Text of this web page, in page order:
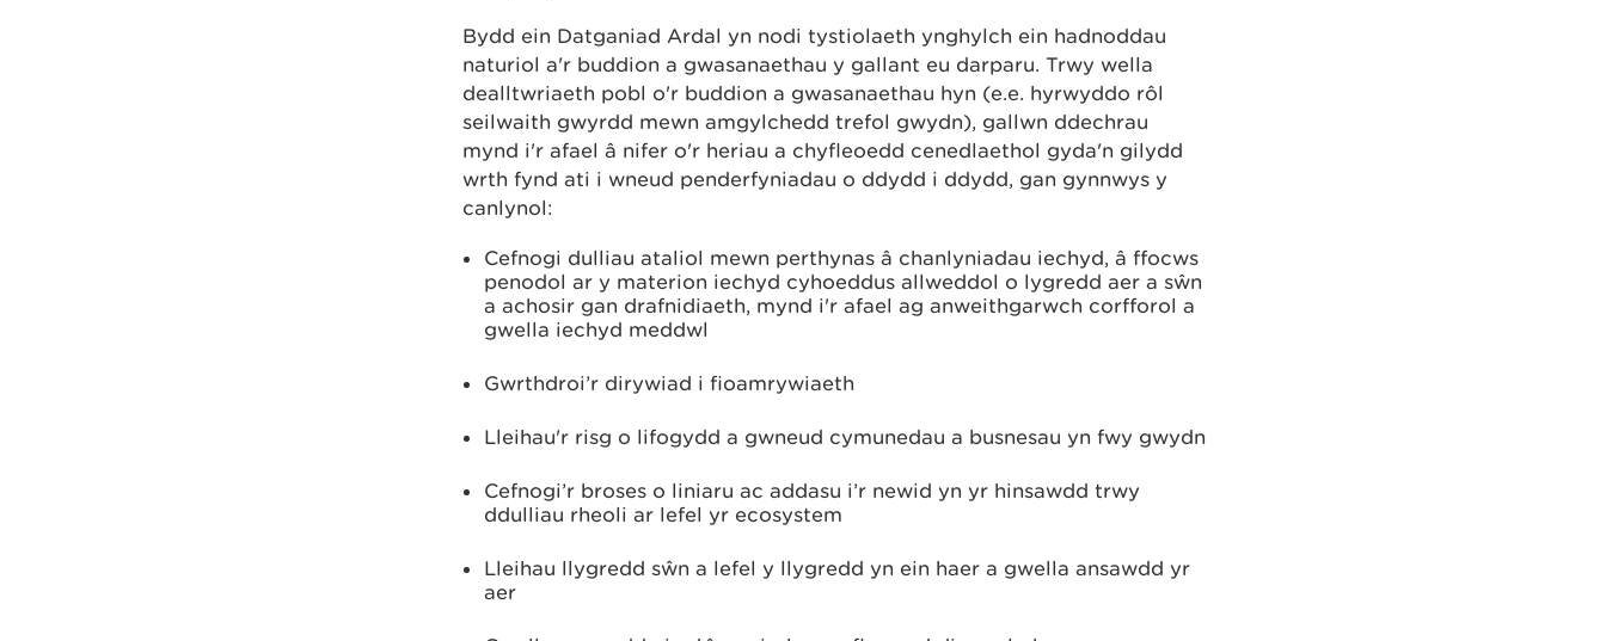
Bydd ein Datganiad Ardal yn nodi tystiolaeth ynghylch ein hadnoddau
naturiol a'r buddion a gwasanaethau y gallant eu darparu. Trwy wella
dealltwriaeth pobl o'r buddion a gwasanaethau hyn (e.e. hyrwyddo rôl
seilwaith gwyrdd mewn amgylchedd trefol gwydn), gallwn ddechrau
mynd i'r afael â nifer o'r heriau a chyfleoedd cenedlaethol gyda'n gilydd
wrth fynd ati i wneud penderfyniadau o ddydd i ddydd, gan gynnwys y
canlynol:
Cefnogi dulliau ataliol mewn perthynas â chanlyniadau iechyd, â ffocws
penodol ar y materion iechyd cyhoeddus allweddol o lygredd aer a sŵn
a achosir gan drafnidiaeth, mynd i'r afael ag anweithgarwch corfforol a
gwella iechyd meddwl
Gwrthdroi’r dirywiad i fioamrywiaeth
Lleihau'r risg o lifogydd a gwneud cymunedau a busnesau yn fwy gwydn
Cefnogi’r broses o liniaru ac addasu i’r newid yn yr hinsawdd trwy
ddulliau rheoli ar lefel yr ecosystem
Lleihau llygredd sŵn a lefel y llygredd yn ein haer a gwella ansawdd yr
aer